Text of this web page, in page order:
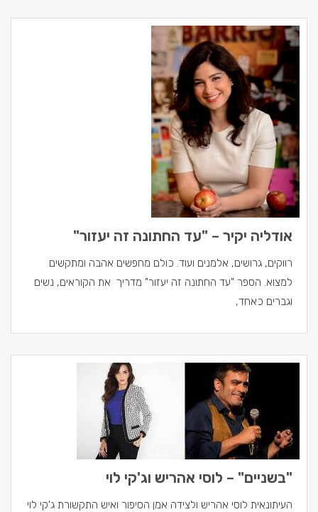
אודליה יקיר – "עד החתונה זה יעזור"
רווקים, גרושים, אלמנים ועוד. כולם מחפשים אהבה ומתקשים
למצוא. הספר "עד החתונה זה יעזור" מדריך את הקוראים, נשים
וגברים כאחד,
"בשניים" – לוסי אהריש וג'קי לוי
העיתונאית לוסי אהריש ולצידה אמן הסיפור ואיש התקשורת ג'קי לוי